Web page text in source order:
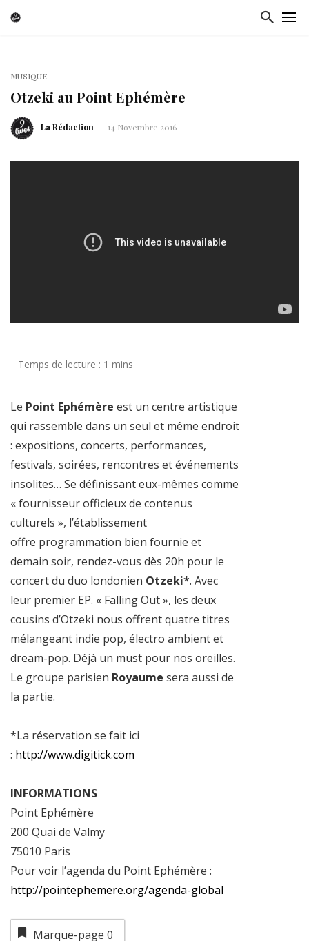
MUSIQUE
Otzeki au Point Ephémère
La Rédaction 14 Novembre 2016
Le Point Ephémère est un centre artistique
qui rassemble dans un seul et même endroit
: expositions, concerts, performances,
festivals, soirées, rencontres et événements
insolites… Se définissant eux-mêmes comme
« fournisseur officieux de contenus
culturels », l’établissement
offre programmation bien fournie et
demain soir, rendez-vous dès 20h pour le
concert du duo londonien Otzeki*. Avec
leur premier EP. « Falling Out », les deux
cousins d’Otzeki nous offrent quatre titres
mélangeant indie pop, électro ambient et
dream-pop. Déjà un must pour nos oreilles.
Le groupe parisien Royaume sera aussi de
la partie.
*La réservation se fait ici
: http://www.digitick.com
INFORMATIONS
Point Ephémère
200 Quai de Valmy
75010 Paris
Pour voir l’agenda du Point Ephémère :
http://pointephemere.org/agenda-global
Marque-page 0